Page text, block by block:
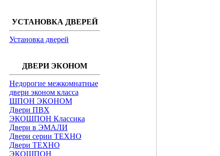
УСТАНОВКА ДВЕРЕЙ
Установка дверей
ДВЕРИ ЭКОНОМ
Недорогие межкомнатные
двери эконом класса
ШПОН ЭКОНОМ
Двери ПВХ
ЭКОШПОН Классика
Двери в ЭМАЛИ
Двери серии ТЕХНО
Двери ТЕХНО
ЭКОШПОН